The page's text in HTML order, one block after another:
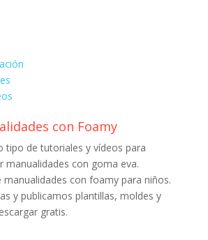
con Foamy
tipo de tutoriales y vídeos para
manualidades con goma eva.
manualidades con foamy para niños.
y publicamos plantillas, moldes y
gratis.